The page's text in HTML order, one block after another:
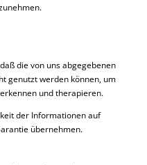
die von uns abgegebenen
genutzt werden können, um
und therapieren.
der Informationen auf
übernehmen.